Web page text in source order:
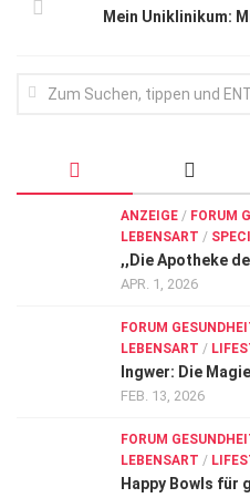
Kampf gegen Krebs
Lebensart
Mein Uniklinikum:
ANZEIGE / FORUM
LEBENSART /
,,Die Apotheke
APR. 1, 2026
FORUM
LEBENSART /
Ingwer: Die
FEB. 13, 2026
FORUM
LEBENSART /
Happy Bowls für